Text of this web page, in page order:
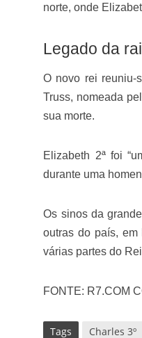
norte, onde
Legado da
O novo rei reuniu-
Truss, nomeada
sua morte.
Elizabeth 2ª foi
durante uma
Os sinos da
outras do país, em
várias partes do
FONTE: R7.COM
Tags Charles 3º